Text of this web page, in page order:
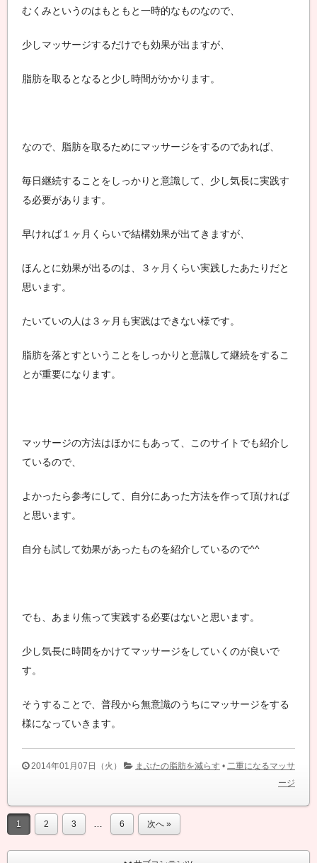
むくみというのはもともと一時的なものなので、
少しマッサージするだけでも効果が出ますが、
脂肪を取るとなると少し時間がかかります。
なので、脂肪を取るためにマッサージをするのであれば、
毎日継続することをしっかりと意識して、少し気長に実践す
る必要があります。
早ければ１ヶ月くらいで結構効果が出てきますが、
ほんとに効果が出るのは、３ヶ月くらい実践したあたりだと
思います。
たいていの人は３ヶ月も実践はできない様です。
脂肪を落とすということをしっかりと意識して継続をするこ
とが重要になります。
マッサージの方法はほかにもあって、このサイトでも紹介し
ているので、
よかったら参考にして、自分にあった方法を作って頂ければ
と思います。
自分も試して効果があったものを紹介しているので^^
でも、あまり焦って実践する必要はないと思います。
少し気長に時間をかけてマッサージをしていくのが良いで
す。
そうすることで、普段から無意識のうちにマッサージをする
様になっていきます。
2014年01月07日（火） まぶたの脂肪を減らす • 二重になるマッサ
ージ
1 2 3 6 次へ »